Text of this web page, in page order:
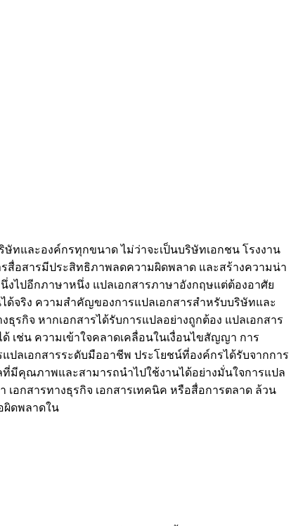
ทและองค์กรทุกขนาด ไม่ว่าจะเป็นบริษัทเอกชน โรงงาน
สื่อสารมีประสิทธิภาพลดความผิดพลาด และสร้างความน่า
งไปอีกภาษาหนึ่ง แปลเอกสารภาษาอังกฤษแต่ต้องอาศัย
ด้จริง ความสำคัญของการแปลเอกสารสำหรับบริษัทและ
รกิจ หากเอกสารได้รับการแปลอย่างถูกต้อง แปลเอกสาร
เช่น ความเข้าใจคลาดเคลื่อนในเงื่อนไขสัญญา การ
ลเอกสารระดับมืออาชีพ ประโยชน์ที่องค์กรได้รับจากการ
มีคุณภาพและสามารถนำไปใช้งานได้อย่างมั่นใจการแปล
อกสารทางธุรกิจ เอกสารเทคนิค หรือสื่อการตลาด ล้วน
ผิดพลาดใน